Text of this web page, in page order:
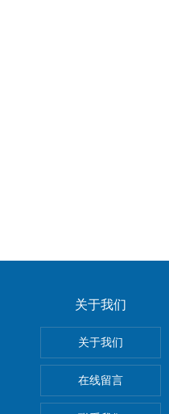
关于我们
关于我们
在线留言